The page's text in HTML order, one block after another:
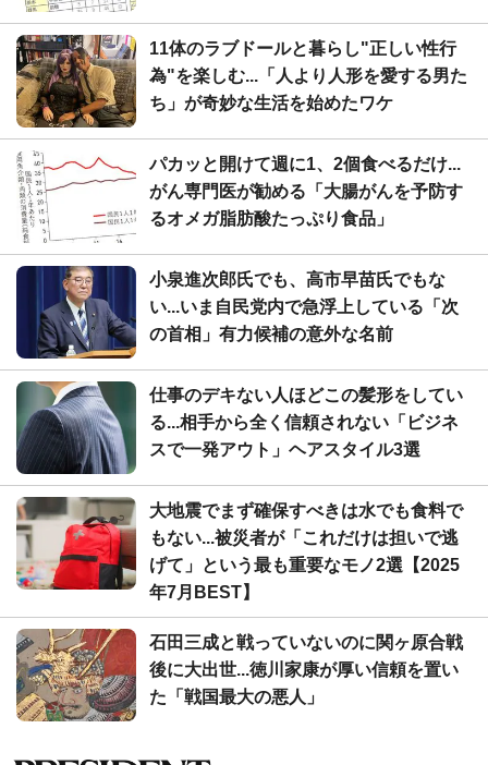
11体のラブドールと暮らし"正しい性行
為"を楽しむ...「人より人形を愛する男た
ち」が奇妙な生活を始めたワケ
パカッと開けて週に1、2個食べるだけ...
がん専門医が勧める「大腸がんを予防す
るオメガ脂肪酸たっぷり食品」
小泉進次郎氏でも、高市早苗氏でもな
い...いま自民党内で急浮上している「次
の首相」有力候補の意外な名前
仕事のデキない人ほどこの髪形をしてい
る...相手から全く信頼されない「ビジネ
スで一発アウト」ヘアスタイル3選
大地震でまず確保すべきは水でも食料で
もない...被災者が「これだけは担いで逃
げて」という最も重要なモノ2選【2025
年7月BEST】
石田三成と戦っていないのに関ヶ原合戦
後に大出世...徳川家康が厚い信頼を置い
た「戦国最大の悪人」